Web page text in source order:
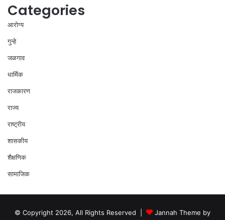
Categories
आरोग्य
गुन्हे
जळगाव
धार्मिक
राजकारण
राज्य
राष्ट्रीय
शासकीय
शैक्षणिक
सामाजिक
© Copyright 2026, All Rights Reserved | Jannah Theme by